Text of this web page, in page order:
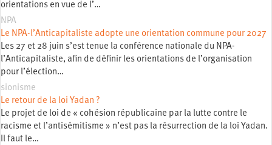
orientations en vue de l’…
NPA
Le NPA-l’Anticapitaliste adopte une orientation commune pour 2027
Les 27 et 28 juin s’est tenue la conférence nationale du NPA-
l’Anticapitaliste, afin de définir les orientations de l’organisation
pour l’élection…
sionisme
Le retour de la loi Yadan ?
Le projet de loi de « cohésion républicaine par la lutte contre le
racisme et l’antisémitisme » n’est pas la résurrection de la loi Yadan.
Il faut le…